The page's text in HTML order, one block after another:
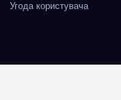
Угода користувача